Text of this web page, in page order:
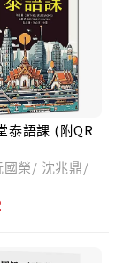
泰語課 (附QR
國榮/ 沈兆鼎/